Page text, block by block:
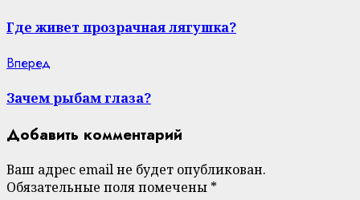
Reading
Где живет прозрачная лягушка?
Вперед
Зачем рыбам глаза?
Добавить комментарий
Ваш адрес email не будет опубликован.
Обязательные поля помечены *